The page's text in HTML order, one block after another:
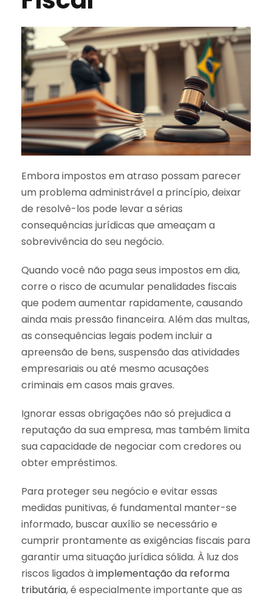
Embora impostos em atraso possam parecer
um problema administrável a princípio, deixar
de resolvê-los pode levar a sérias
consequências jurídicas que ameaçam a
sobrevivência do seu negócio.
Quando você não paga seus impostos em dia,
corre o risco de acumular penalidades fiscais
que podem aumentar rapidamente, causando
ainda mais pressão financeira. Além das multas,
as consequências legais podem incluir a
apreensão de bens, suspensão das atividades
empresariais ou até mesmo acusações
criminais em casos mais graves.
Ignorar essas obrigações não só prejudica a
reputação da sua empresa, mas também limita
sua capacidade de negociar com credores ou
obter empréstimos.
Para proteger seu negócio e evitar essas
medidas punitivas, é fundamental manter-se
informado, buscar auxílio se necessário e
cumprir prontamente as exigências fiscais para
garantir uma situação jurídica sólida. À luz dos
riscos ligados àimplementação da reforma
tributária, é especialmente importante que as